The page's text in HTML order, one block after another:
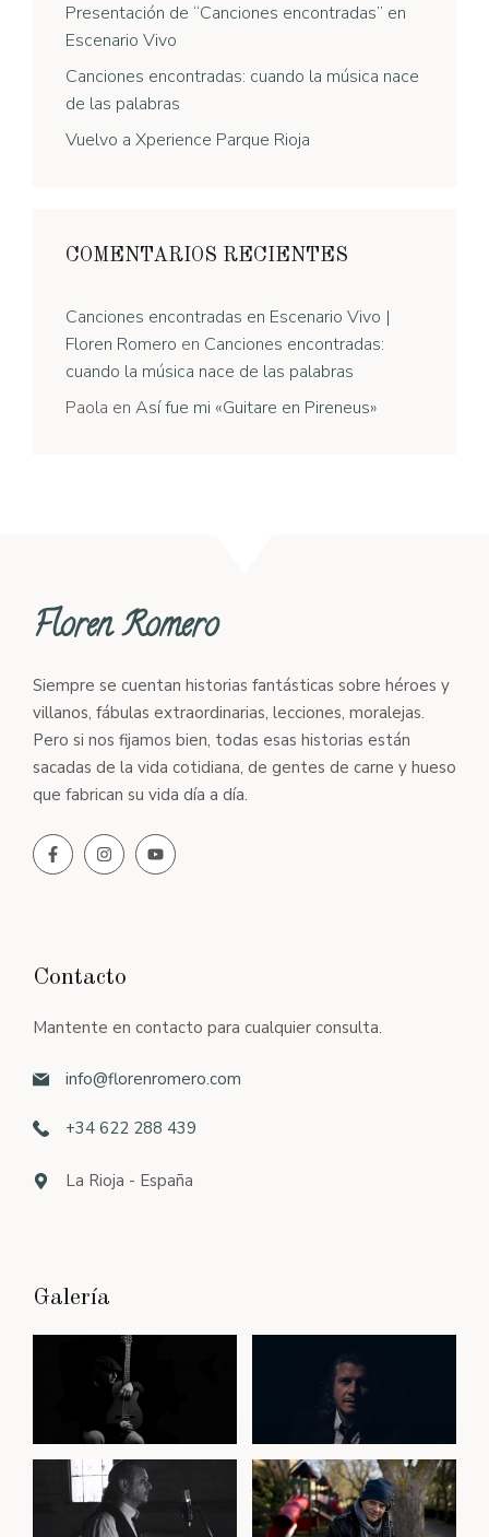
Presentación de “Canciones encontradas” en
Escenario Vivo
Canciones encontradas: cuando la música nace
de las palabras
Vuelvo a Xperience Parque Rioja
COMENTARIOS RECIENTES
Canciones encontradas en Escenario Vivo |
Floren Romero en Canciones encontradas:
cuando la música nace de las palabras
Paola en Así fue mi «Guitare en Pireneus»
Floren Romero
Siempre se cuentan historias fantásticas sobre héroes y
villanos, fábulas extraordinarias, lecciones, moralejas.
Pero si nos fijamos bien, todas esas historias están
sacadas de la vida cotidiana, de gentes de carne y hueso
que fabrican su vida día a día.
Contacto
Mantente en contacto para cualquier consulta.
info@florenromero.com
+34 622 288 439
La Rioja - España
Galería